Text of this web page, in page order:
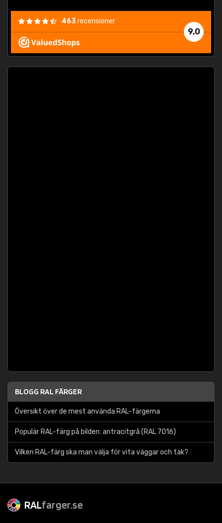
9,0
463recensioner
BLOGG RAL FÄRGER
Översikt över de mest använda RAL-färgerna
Populär RAL-färg på bilden: antracitgrå (RAL 7016)
Vilken RAL-färg ska man välja för vita väggar och tak?
RALfarger.se